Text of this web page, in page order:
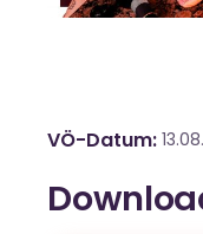
VÖ-Datum